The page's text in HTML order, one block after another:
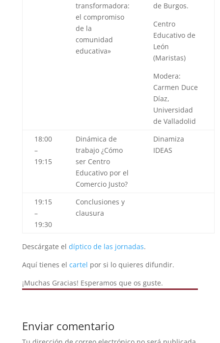
transformadora:
el compromiso
de la
comunidad
educativa»
de Burgos.
Centro
Educativo de
León
(Maristas)
Modera:
Carmen Duce
Díaz,
Universidad
de Valladolid
18:00
–
19:15
Dinámica de
trabajo ¿Cómo
ser Centro
Educativo por el
Comercio Justo?
Dinamiza
IDEAS
19:15
–
19:30
Conclusiones y
clausura
Descárgate el díptico de las jornadas.
Aquí tienes el cartel por si lo quieres difundir.
¡Muchas Gracias! Esperamos que os guste.
Enviar comentario